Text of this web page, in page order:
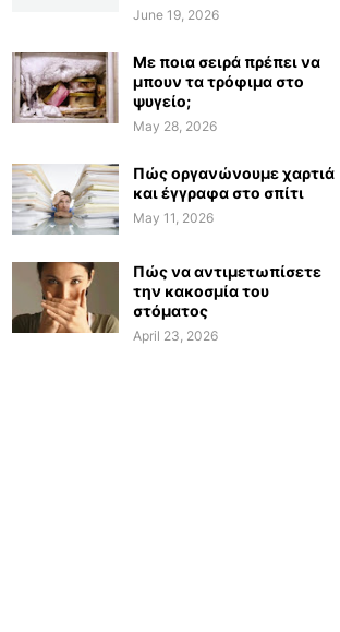
June 19, 2026
Με ποια σειρά πρέπει να
μπουν τα τρόφιμα στο
ψυγείο;
May 28, 2026
Πώς οργανώνουμε χαρτιά
και έγγραφα στο σπίτι
May 11, 2026
Πώς να αντιμετωπίσετε
την κακοσμία του
στόματος
April 23, 2026